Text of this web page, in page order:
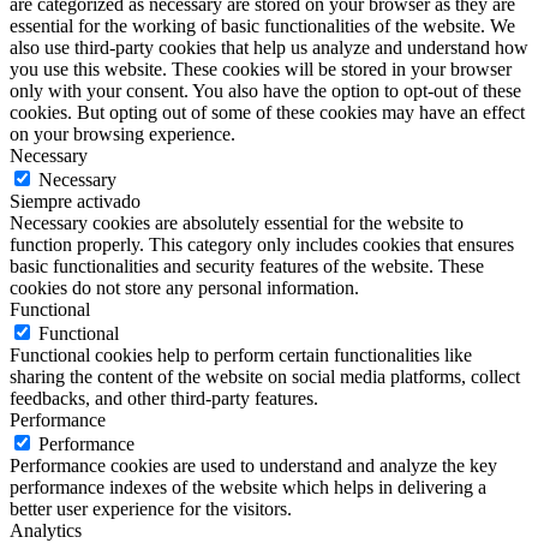
are categorized as necessary are stored on your browser as they are
essential for the working of basic functionalities of the website. We
also use third-party cookies that help us analyze and understand how
you use this website. These cookies will be stored in your browser
only with your consent. You also have the option to opt-out of these
cookies. But opting out of some of these cookies may have an effect
on your browsing experience.
Necessary
Necessary
Siempre activado
Necessary cookies are absolutely essential for the website to
function properly. This category only includes cookies that ensures
basic functionalities and security features of the website. These
cookies do not store any personal information.
Functional
Functional
Functional cookies help to perform certain functionalities like
sharing the content of the website on social media platforms, collect
feedbacks, and other third-party features.
Performance
Performance
Performance cookies are used to understand and analyze the key
performance indexes of the website which helps in delivering a
better user experience for the visitors.
Analytics